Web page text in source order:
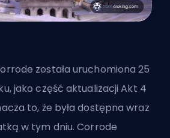
została uruchomiona 25
jako część aktualizacji Akt 4
to, że była dostępna wraz
w tym dniu. Corrode